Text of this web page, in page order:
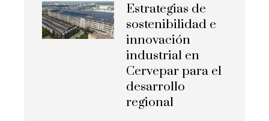
Estrategias de
sostenibilidad e
innovación
industrial en
Cervepar para el
desarrollo
regional